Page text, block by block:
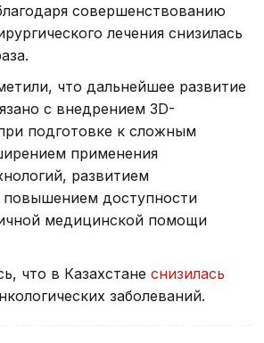
совершенствованию
лечения снизилась
что дальнейшее развитие
с внедрением 3D-
подготовке к сложным
применения
развитием
доступности
медицинской помощи
что в Казахстане снизилась
заболеваний.